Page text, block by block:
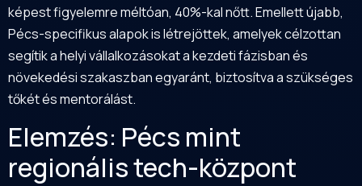
képest figyelemre méltóan, 40%-kal nőtt. Emellett újabb,
Pécs-specifikus alapok is létrejöttek, amelyek célzottan
segítik a helyi vállalkozásokat a kezdeti fázisban és
növekedési szakaszban egyaránt, biztosítva a szükséges
tőkét és mentorálást.
Elemzés: Pécs mint
regionális tech-központ